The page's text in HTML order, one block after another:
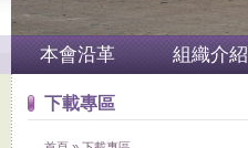
本會沿革 組織介紹
下載專區